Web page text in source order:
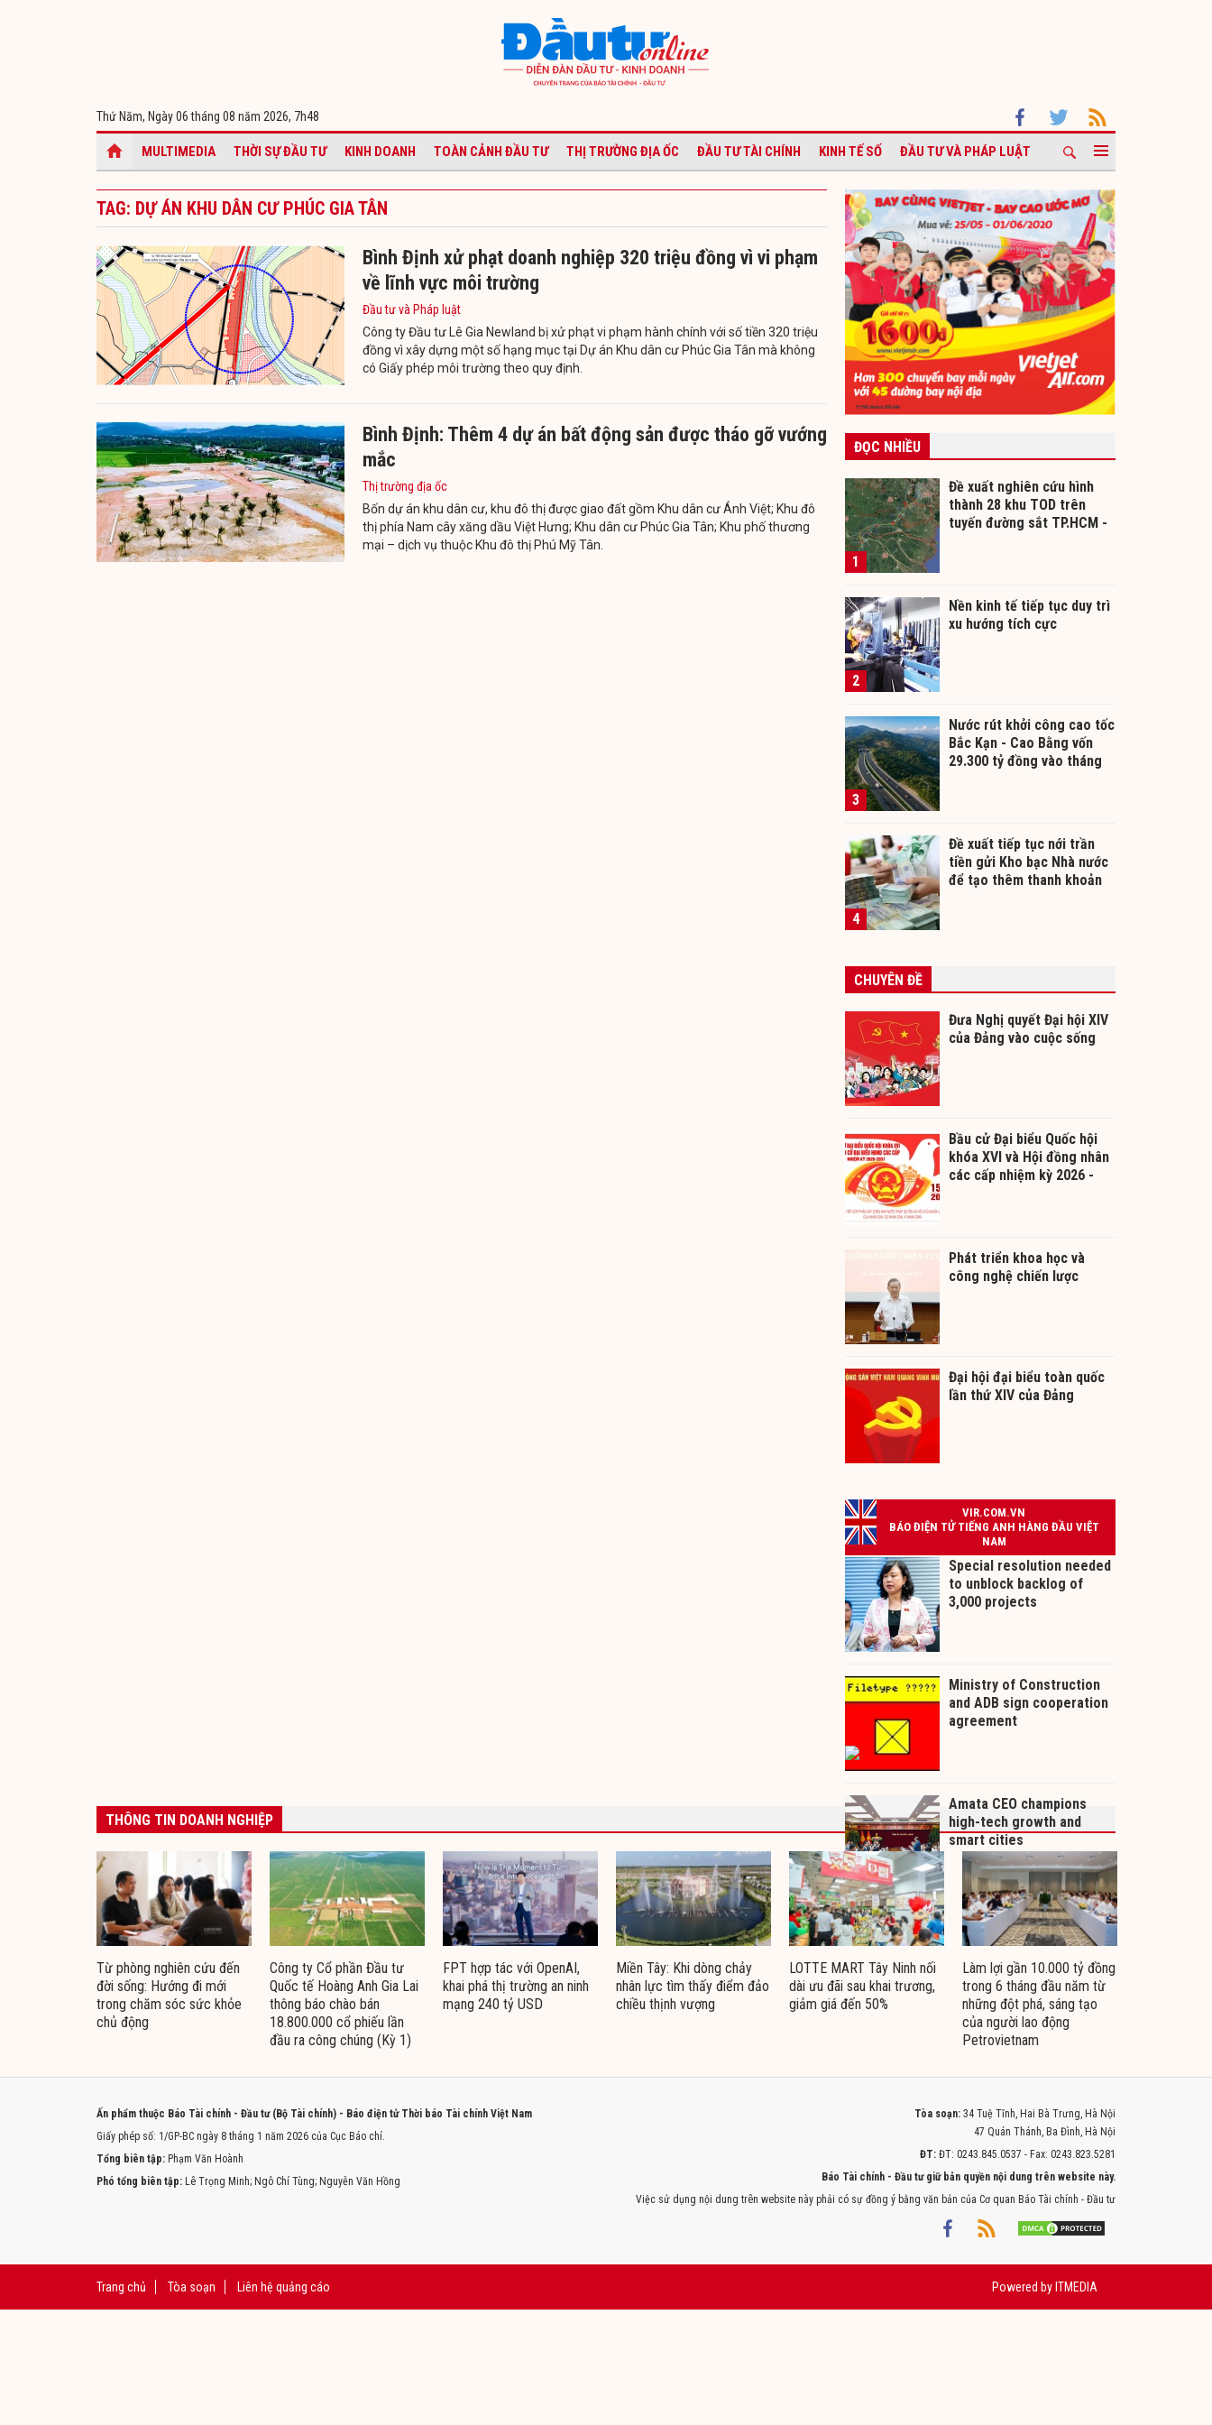
Thứ Năm, Ngày 06 tháng 08 năm 2026, 7h48
MULTIMEDIA THỜI SỰ ĐẦU TƯ KINH DOANH TOÀN CẢNH ĐẦU TƯ THỊ TRƯỜNG ĐỊA ỐC ĐẦU TƯ TÀI CHÍNH KINH TẾ SỐ ĐẦU TƯ VÀ PHÁP LUẬT
TAG: DỰ ÁN KHU DÂN CƯ PHÚC GIA TÂN
Bình Định xử phạt doanh nghiệp 320 triệu đồng vì vi phạm
về lĩnh vực môi trường
Đầu tư và Pháp luật
Công ty Đầu tư Lê Gia Newland bị xử phạt vi phạm hành chính với số tiền 320 triệu
đồng vì xây dựng một số hạng mục tại Dự án Khu dân cư Phúc Gia Tân mà không
có Giấy phép môi trường theo quy định.
Bình Định: Thêm 4 dự án bất động sản được tháo gỡ vướng
mắc
Thị trường địa ốc
Bốn dự án khu dân cư, khu đô thị được giao đất gồm Khu dân cư Ánh Việt; Khu đô
thị phía Nam cây xăng dầu Việt Hưng; Khu dân cư Phúc Gia Tân; Khu phố thương
mại – dịch vụ thuộc Khu đô thị Phú Mỹ Tân.
ĐỌC NHIỀU
1
Đề xuất nghiên cứu hình
thành 28 khu TOD trên
tuyến đường sắt TP.HCM -
2
Nền kinh tế tiếp tục duy trì
xu hướng tích cực
3
Nước rút khởi công cao tốc
Bắc Kạn - Cao Bằng vốn
29.300 tỷ đồng vào tháng
4
Đề xuất tiếp tục nới trần
tiền gửi Kho bạc Nhà nước
để tạo thêm thanh khoản
CHUYÊN ĐỀ
Đưa Nghị quyết Đại hội XIV
của Đảng vào cuộc sống
Bầu cử Đại biểu Quốc hội
khóa XVI và Hội đồng nhân
các cấp nhiệm kỳ 2026 -
Phát triển khoa học và
công nghệ chiến lược
Đại hội đại biểu toàn quốc
lần thứ XIV của Đảng
THÔNG TIN DOANH NGHIỆP
Từ phòng nghiên cứu đến
đời sống: Hướng đi mới
trong chăm sóc sức khỏe
chủ động
Công ty Cổ phần Đầu tư
Quốc tế Hoàng Anh Gia Lai
thông báo chào bán
18.800.000 cổ phiếu lần
đầu ra công chúng (Kỳ 1)
FPT hợp tác với OpenAI,
khai phá thị trường an ninh
mạng 240 tỷ USD
Miền Tây: Khi dòng chảy
nhân lực tìm thấy điểm đảo
chiều thịnh vượng
LOTTE MART Tây Ninh nối
dài ưu đãi sau khai trương,
giảm giá đến 50%
Làm lợi gần 10.000 tỷ đồng
trong 6 tháng đầu năm từ
những đột phá, sáng tạo
của người lao động
Petrovietnam
Ấn phẩm thuộc Báo Tài chính - Đầu tư (Bộ Tài chính) - Báo điện tử Thời báo Tài chính Việt Nam
Giấy phép số: 1/GP-BC ngày 8 tháng 1 năm 2026 của Cục Báo chí.
Tổng biên tập: Phạm Văn Hoành
Phó tổng biên tập: Lê Trọng Minh; Ngô Chí Tùng; Nguyễn Văn Hồng
Tòa soạn: 34 Tuệ Tĩnh, Hai Bà Trưng, Hà Nội
47 Quán Thánh, Ba Đình, Hà Nội
ĐT: ĐT: 0243.845.0537 - Fax: 0243.823.5281
Báo Tài chính - Đầu tư giữ bản quyền nội dung trên website này.
Việc sử dụng nội dung trên website này phải có sự đồng ý bằng văn bản của Cơ quan Báo Tài chính - Đầu tư
Trang chủ Tòa soạn Liên hệ quảng cáo Powered byITMEDIA